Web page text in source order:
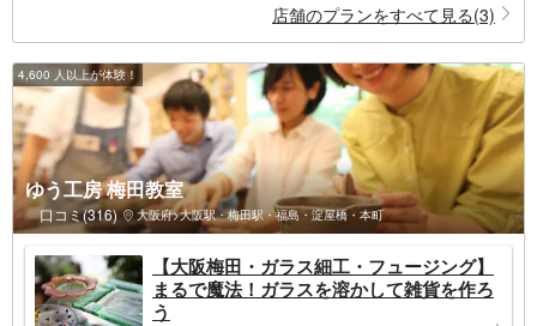
店舗のプランをすべて見る(3)
4,600 人以上が体験！
ゆう工房 梅田教室
口コミ(316) 大阪府>大阪駅・梅田駅・福島・淀屋橋・本町
【大阪梅田・ガラス細工・フュージング】
まるで魔法！ガラスを溶かして雑貨を作ろ
う